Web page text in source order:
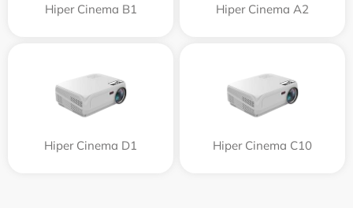
Hiper Cinema B1 Hiper Cinema A2
Hiper Cinema D1 Hiper Cinema C10